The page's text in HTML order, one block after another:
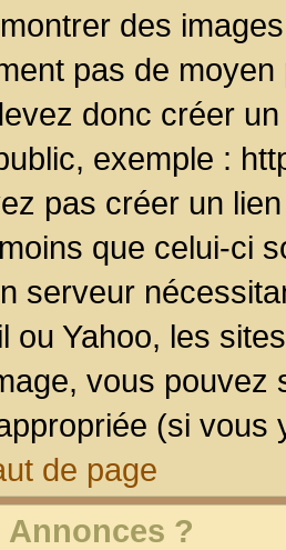
des
pas de
donc créer
exemple :
pas créer un
que celui-ci
serveur
ou Yahoo, les
vous pouvez
(si vous
de page
?